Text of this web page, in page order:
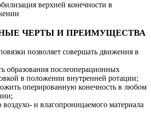
верхней конечности в
ЧЕРТЫ И ПРЕИМУЩЕСТВА
позволяет совершать движения в
образования послеоперационных
в положении внутренней ротации;
оперированную конечность в любом
воздухо- и влагопроницаемого материала